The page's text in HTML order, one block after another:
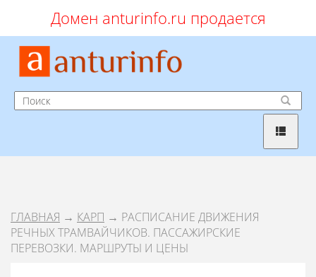
Домен anturinfo.ru продается
ГЛАВНАЯ → КАРП → РАСПИСАНИЕ ДВИЖЕНИЯ
РЕЧНЫХ ТРАМВАЙЧИКОВ. ПАССАЖИРСКИЕ
ПЕРЕВОЗКИ. МАРШРУТЫ И ЦЕНЫ